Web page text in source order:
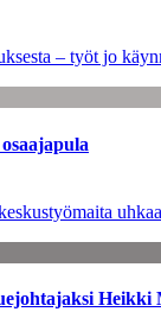
– työt jo
Heikki